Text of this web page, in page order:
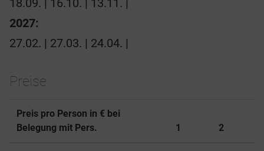
18.09. | 16.10. | 13.11. |
2027:
27.02. | 27.03. | 24.04. |
Preise
Preis pro Person in € bei
Belegung mit Pers.
1 2